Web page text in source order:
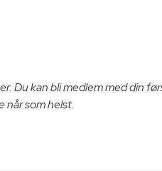
Du kan bli medlem med din
når som helst.